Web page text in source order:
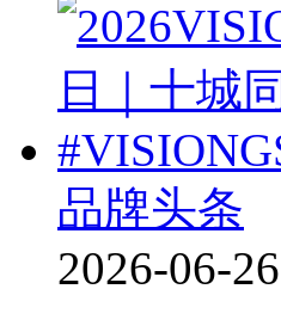
品牌头条
2026-06-